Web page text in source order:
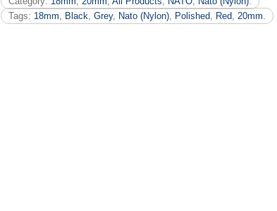
Tags: 18mm Black Grey, Nato (Nylon) Polished Red 20mm